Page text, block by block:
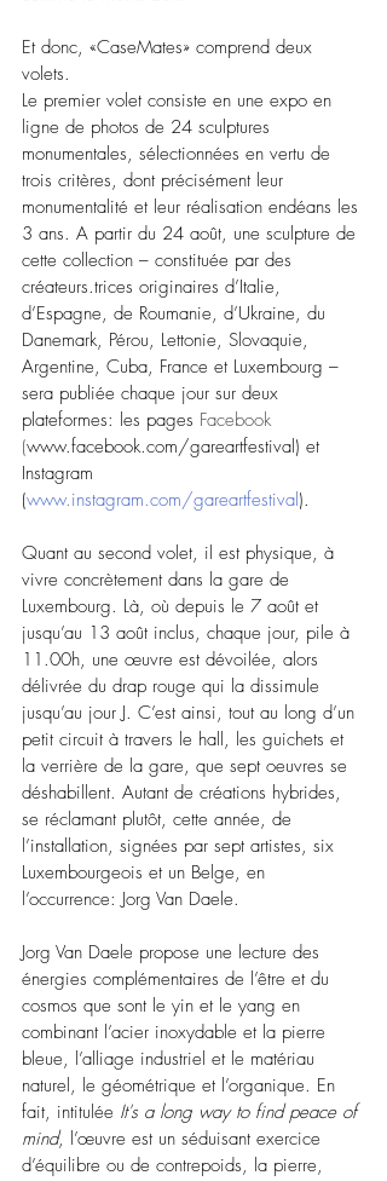
Et donc, «CaseMates» comprend deux
volets.
Le premier volet consiste en une expo en
ligne de photos de 24 sculptures
monumentales, sélectionnées en vertu de
trois critères, dont précisément leur
monumentalité et leur réalisation endéans les
3 ans. A partir du 24 août, une sculpture de
cette collection – constituée par des
créateurs.trices originaires d’Italie,
d’Espagne, de Roumanie, d’Ukraine, du
Danemark, Pérou, Lettonie, Slovaquie,
Argentine, Cuba, France et Luxembourg –
sera publiée chaque jour sur deux
plateformes: les pages Facebook
(www.facebook.com/gareartfestival) et
Instagram
(www.instagram.com/gareartfestival).
Quant au second volet, il est physique, à
vivre concrètement dans la gare de
Luxembourg. Là, où depuis le 7 août et
jusqu’au 13 août inclus, chaque jour, pile à
11.00h, une œuvre est dévoilée, alors
délivrée du drap rouge qui la dissimule
jusqu’au jour J. C’est ainsi, tout au long d’un
petit circuit à travers le hall, les guichets et
la verrière de la gare, que sept oeuvres se
déshabillent. Autant de créations hybrides,
se réclamant plutôt, cette année, de
l’installation, signées par sept artistes, six
Luxembourgeois et un Belge, en
l’occurrence: Jorg Van Daele.
Jorg Van Daele propose une lecture des
énergies complémentaires de l’être et du
cosmos que sont le yin et le yang en
combinant l’acier inoxydable et la pierre
bleue, l’alliage industriel et le matériau
naturel, le géométrique et l’organique. En
fait, intitulée It's a long way to find peace of
mind, l’œuvre est un séduisant exercice
d’équilibre ou de contrepoids, la pierre,